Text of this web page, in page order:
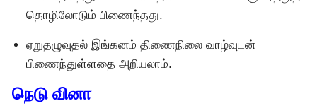
தொழிலோடும் பிணைந்தது.
ஏறுதழுவுதல் இங்கனம் திணைநிலை வாழ்வுடன்
பிணைந்துள்ளதை அறியலாம்.
நெடு வினா